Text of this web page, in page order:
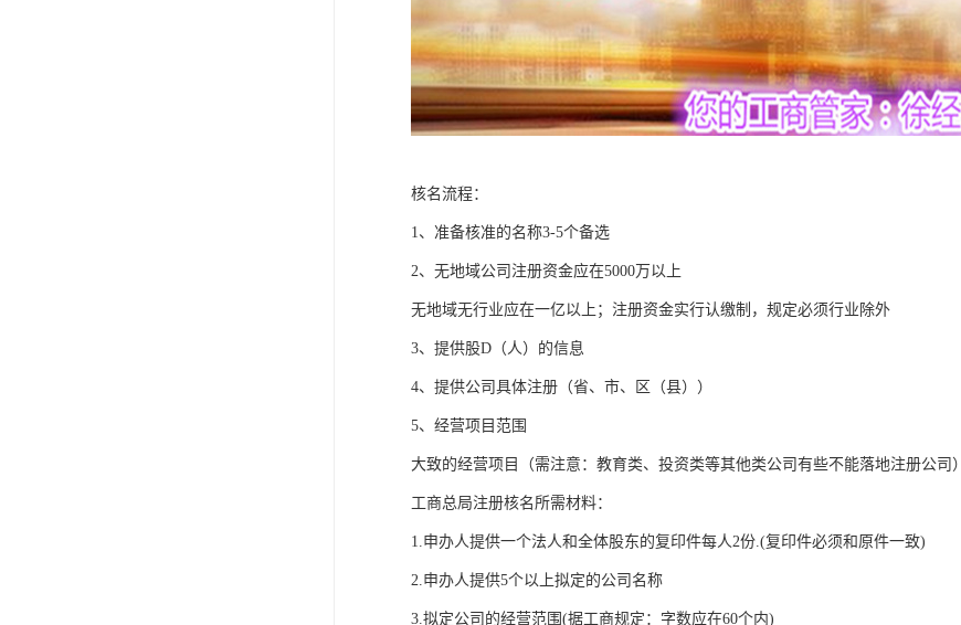
核名流程：
1、准备核准的名称3-5个备选
2、无地域公司注册资金应在5000万以上
无地域无行业应在一亿以上；注册资金实行认缴制，规定必须行业除外
3、提供股D（人）的信息
4、提供公司具体注册（省、市、区（县））
5、经营项目范围
大致的经营项目（需注意：教育类、投资类等其他类公司有些不能落地注册公司）
工商总局注册核名所需材料：
1.申办人提供一个法人和全体股东的复印件每人2份.(复印件必须和原件一致)
2.申办人提供5个以上拟定的公司名称
3.拟定公司的经营范围(据工商规定：字数应在60个内)